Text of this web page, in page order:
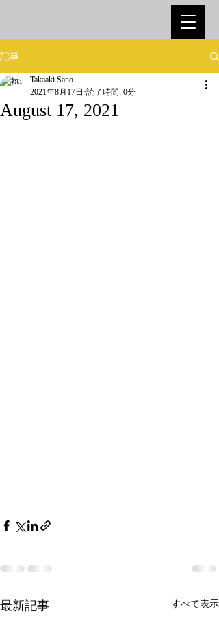
記事
August 17, 2021
Takaaki Sano
2021年8月17日 読了時間: 0分
最新記事 すべて表示